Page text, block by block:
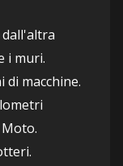
dall'altra
i muri.